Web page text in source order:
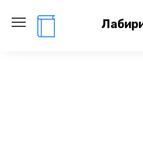
содержанию